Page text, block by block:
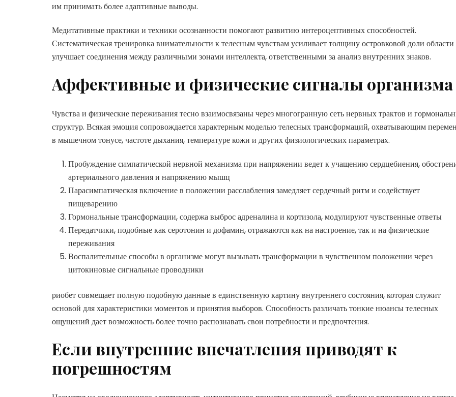
им принимать более адаптивные выводы.
Медитативные практики и техники осознанности помогают развитию интероцептивных способностей.
Систематическая тренировка внимательности к телесным чувствам усиливает толщину островковой доли
улучшает соединения между различными зонами интеллекта, ответственными за анализ внутренних знаков.
Аффективные и физические сигналы организма
Чувства и физические переживания тесно взаимосвязаны через многогранную сеть нервных трактов и
структур. Всякая эмоция сопровождается характерным моделью телесных трансформаций, охватывающим
в мышечном тонусе, частоте дыхания, температуре кожи и других физиологических параметрах.
Пробуждение симпатической нервной механизма при напряжении ведет к учащению сердцебиения,
артериального давления и напряжению мышц
Парасимпатическая включение в положении расслабления замедляет сердечный ритм и содействует
пищеварению
Гормональные трансформации, содержа выброс адреналина и кортизола, модулируют чувственные ответы
Передатчики, подобные как серотонин и дофамин, отражаются как на настроение, так и на физические
переживания
Воспалительные способы в организме могут вызывать трансформации в чувственном положении через
цитокиновые сигнальные проводники
риобет совмещает полную подобную данные в единственную картину внутреннего состояния, которая служит
основой для характеристики моментов и принятия выборов. Способность различать тонкие нюансы телесных
ощущений дает возможность более точно распознавать свои потребности и предпочтения.
Если внутренние впечатления приводят к
погрешностям